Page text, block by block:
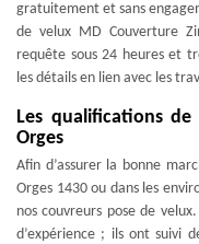
gratuitement et sans
de velux MD Couverture
requête sous 24 heures et
les détails en lien avec les
Les qualifications
Orges
Afin d’assurer la bonne
Orges 1430 ou dans les
nos couvreurs pose de
d’expérience ; ils ont suivi